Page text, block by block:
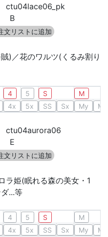
ctu04lace06_pk
B
文リストに追加
)／花のワルツ(くるみ割り
4 5 S
M
4x 5x SS Sx My Mx
ctu04aurora06
E
文リストに追加
ラ姫(眠れる森の美女・1
...等
4 5 S
M
4x 5x SS Sx My Mx